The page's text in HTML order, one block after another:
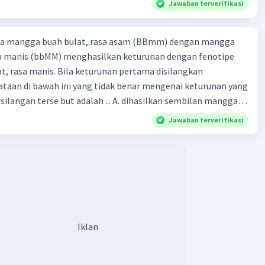
Jawaban terverifikasi
mangga buah bulat, rasa asam (BBmm) dengan mangga
manis (bbMM) menghasilkan keturunan dengan fenotipe
rasa manis. Bila keturunan pertama disilangkan
di bawah ini yang tidak benar mengenai keturunan yang
but adalah ... A. dihasilkan sembilan mangga
asam C.
rasa manis D. dihasi lkan tiga mangga buah
Jawaban terverifikasi
Iklan